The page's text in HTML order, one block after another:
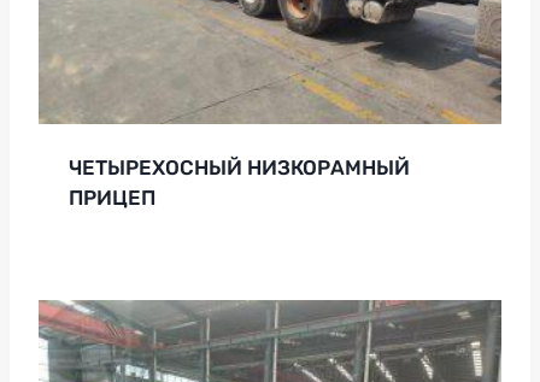
ЧЕТЫРЕХОСНЫЙ НИЗКОРАМНЫЙ
ПРИЦЕП